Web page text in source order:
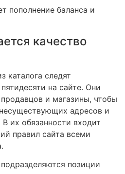
пополнение баланса и
качество
каталога следят
на сайте. Они
и магазины, чтобы
адресов и
их обязанности входит
правил сайта всеми
позиции